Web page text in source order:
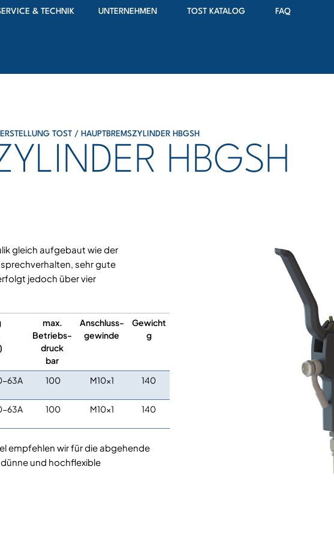
& TECHNIK UNTERNEHMEN TOST KATALOG FAQ
TOST / HAUPTBREMSZYLINDER HBGSH
HBGSH
gleich aufgebaut wie der
sehr gute
jedoch über vier
max.
Betriebs-
druck
bar
Anschluss-
gewinde
Gewicht
g
63A 100 M10x1 140
63A 100 M10x1 140
empfehlen wir für die abgehende
und hochflexible